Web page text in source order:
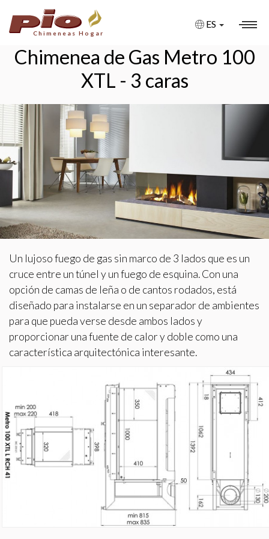
Chimeneas Hogar
ES
CHIMENEAS
CHIMENEAS A MEDIDA
CHIMENEAS BIOETANOL
CHIMENEAS DE GAS
CHIMENEAS ELÉCTRICAS
FIRE PITS
BARBACOAS
ESTUFAS
HOGARES Y RECUPERADORES
PUNTOS DE VENTA
CONTACTO
Chimenea de Gas Metro 100
XTL - 3 caras
Un lujoso fuego de gas sin marco de 3 lados que es un
cruce entre un túnel y un fuego de esquina. Con una
opción de camas de leña o de cantos rodados, está
diseñado para instalarse en un separador de ambientes
para que pueda verse desde ambos lados y
proporcionar una fuente de calor y doble como una
característica arquitectónica interesante.
Modificar cookies
Técnicas y funcionales
Siempre activas
Este sitio web utiliza Cookies propias para recopilar
información con la finalidad de mejorar nuestros servicios.
Si continua navegando, supone la aceptación de la
instalación de las mismas. El usuario tiene la posibilidad
de configurar su navegador pudiendo, si así lo desea,
impedir que sean instaladas en su disco duro, aunque
deberá tener en cuenta que dicha acción podrá ocasionar
dificultades de navegación de la página web.